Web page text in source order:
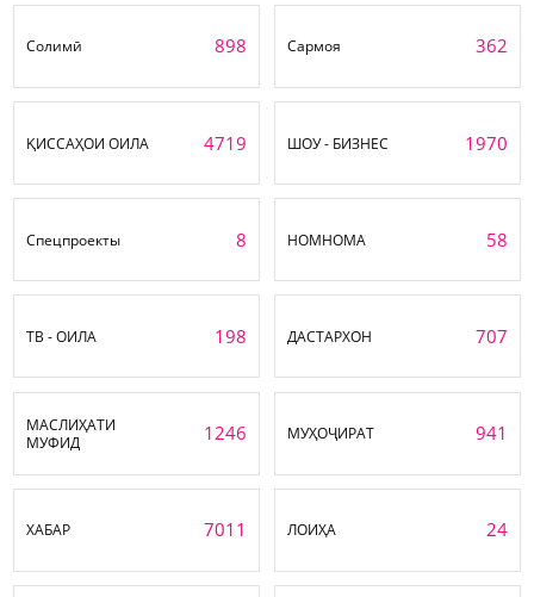
Солимӣ 898 Сармоя 362
ҚИССАҲОИ ОИЛА 4719 ШОУ - БИЗНЕС 1970
Спецпроекты 8 НОМНОМА 58
ТВ - ОИЛА 198 ДАСТАРХОН 707
МАСЛИҲАТИ
МУФИД
1246 МУҲОҶИРАТ 941
ХАБАР 7011 ЛОИҲА 24